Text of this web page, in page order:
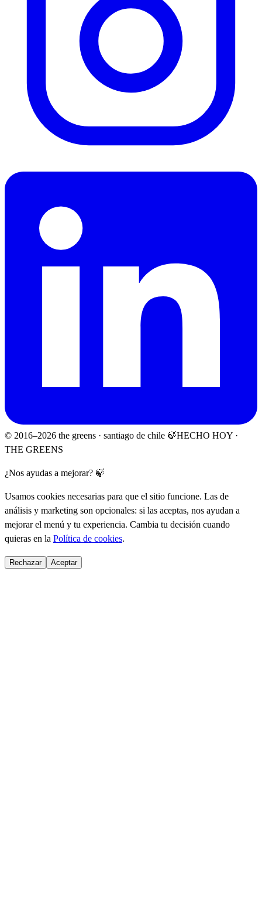
© 2016–2026 the greens · santiago de chile 🍃HECHO HOY ·
THE GREENS
¿Nos ayudas a mejorar? 🍃
Usamos cookies necesarias para que el sitio funcione. Las de
análisis y marketing son opcionales: si las aceptas, nos ayudan a
mejorar el menú y tu experiencia. Cambia tu decisión cuando
quieras en la Política de cookies.
Rechazar Aceptar